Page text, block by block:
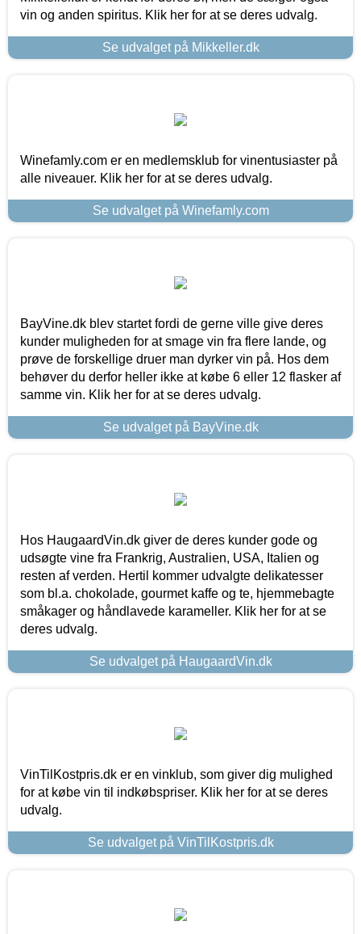
vin og anden spiritus. Klik her for at se deres udvalg.
Se udvalget på Mikkeller.dk
Winefamly.com er en medlemsklub for vinentusiaster på
alle niveauer. Klik her for at se deres udvalg.
Se udvalget på Winefamly.com
BayVine.dk blev startet fordi de gerne ville give deres
kunder muligheden for at smage vin fra flere lande, og
prøve de forskellige druer man dyrker vin på. Hos dem
behøver du derfor heller ikke at købe 6 eller 12 flasker af
samme vin. Klik her for at se deres udvalg.
Se udvalget på BayVine.dk
Hos HaugaardVin.dk giver de deres kunder gode og
udsøgte vine fra Frankrig, Australien, USA, Italien og
resten af verden. Hertil kommer udvalgte delikatesser
som bl.a. chokolade, gourmet kaffe og te, hjemmebagte
småkager og håndlavede karameller. Klik her for at se
deres udvalg.
Se udvalget på HaugaardVin.dk
VinTilKostpris.dk er en vinklub, som giver dig mulighed
for at købe vin til indkøbspriser. Klik her for at se deres
udvalg.
Se udvalget på VinTilKostpris.dk